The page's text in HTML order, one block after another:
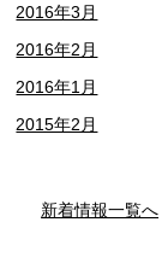
2016年3月
2016年2月
2016年1月
2015年2月
新着情報一覧へ